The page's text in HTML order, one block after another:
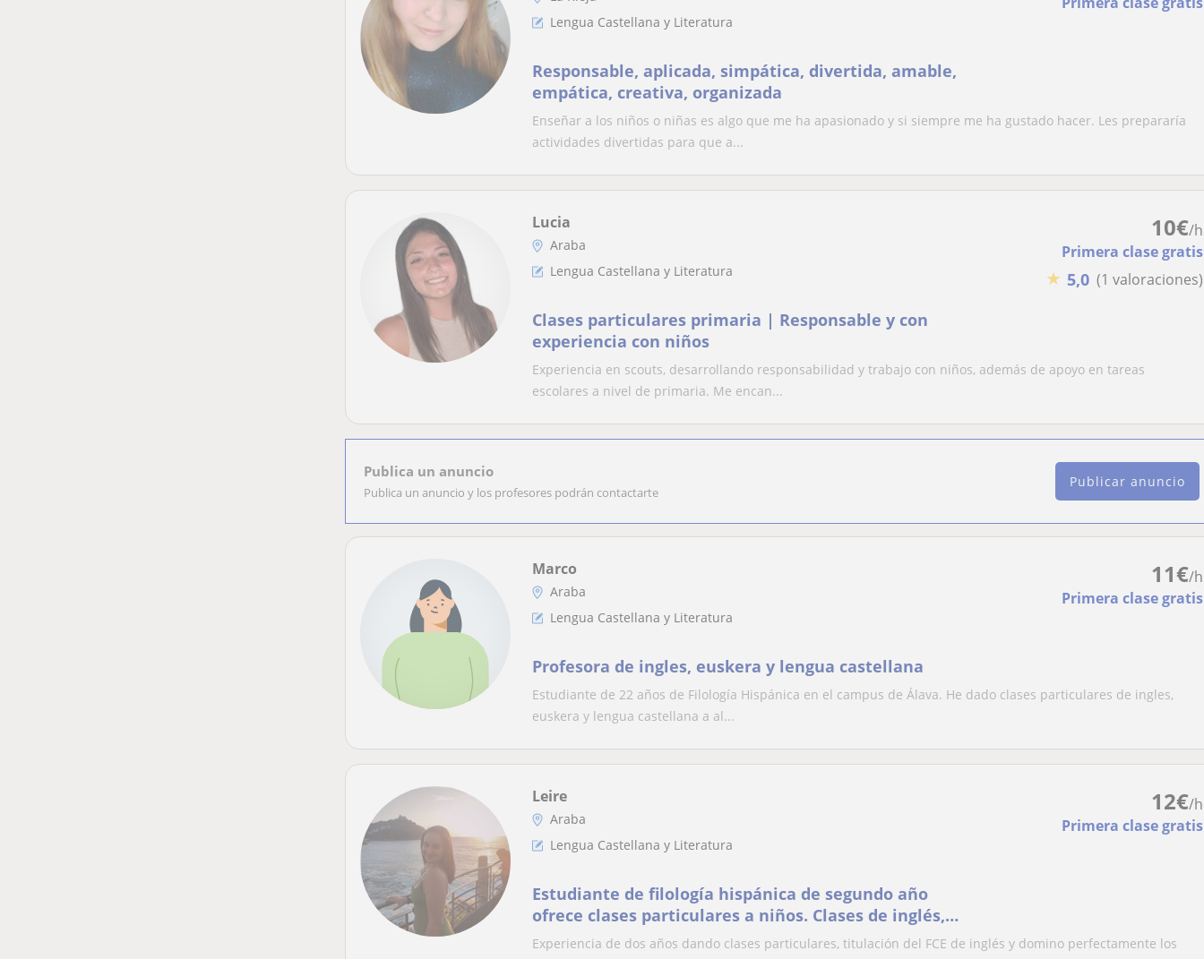
Lengua Castellana y Literatura
Responsable, aplicada, simpática, divertida, amable,
empática, creativa, organizada
Enseñar a los niños o niñas es algo que me ha apasionado y si siempre me ha gustado hacer. Les prepararía
actividades divertidas para que a...
10€/h
Primera clase gratis
★ 5,0 (1 valoraciones)
Lucia
Araba
Lengua Castellana y Literatura
Clases particulares primaria | Responsable y con
experiencia con niños
Experiencia en scouts, desarrollando responsabilidad y trabajo con niños, además de apoyo en tareas
escolares a nivel de primaria. Me encan...
Publica un anuncio
Publica un anuncio y los profesores podrán contactarte
Publicar anuncio
11€/h
Primera clase gratis
Marco
Araba
Lengua Castellana y Literatura
Profesora de ingles, euskera y lengua castellana
Estudiante de 22 años de Filología Hispánica en el campus de Álava. He dado clases particulares de ingles,
euskera y lengua castellana a al...
12€/h
Primera clase gratis
Leire
Araba
Lengua Castellana y Literatura
Estudiante de filología hispánica de segundo año
ofrece clases particulares a niños. Clases de inglés,
castellano y euskera
Experiencia de dos años dando clases particulares, titulación del FCE de inglés y domino perfectamente los